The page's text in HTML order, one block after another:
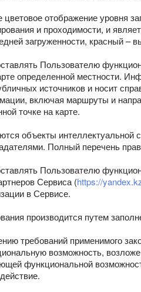
отображение уровня
и проходимости, и
загруженности, красный –
Пользователю
определенной местности.
источников и носит
включая маршруты и
точке на карте.
объекты
Полный перечень
Пользователю
Сервиса (https://
в Сервисе.
производится путем
требований применимого
возможность,
функциональной